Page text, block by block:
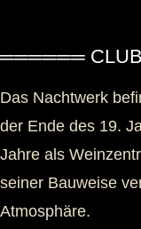
══════
Das Nachtwerk
der Ende des 19.
Jahre als
seiner Bauweise
Atmosphäre.